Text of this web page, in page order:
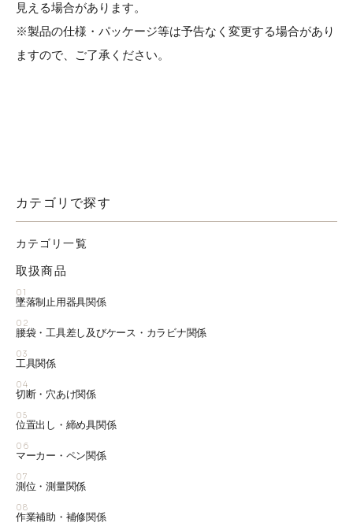
見える場合があります。
※製品の仕様・パッケージ等は予告なく変更する場合があり
ますので、ご了承ください。
カテゴリで探す
カテゴリ一覧
取扱商品
01
墜落制止用器具関係
02
腰袋・工具差し及びケース・カラビナ関係
03
工具関係
04
切断・穴あけ関係
05
位置出し・締め具関係
06
マーカー・ペン関係
07
測位・測量関係
08
作業補助・補修関係